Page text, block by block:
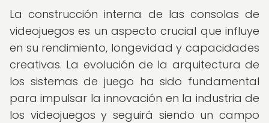
La construcción interna de las consolas de
videojuegos es un aspecto crucial que influye
en su rendimiento, longevidad y capacidades
creativas. La evolución de la arquitectura de
los sistemas de juego ha sido fundamental
para impulsar la innovación en la industria de
los videojuegos y seguirá siendo un campo